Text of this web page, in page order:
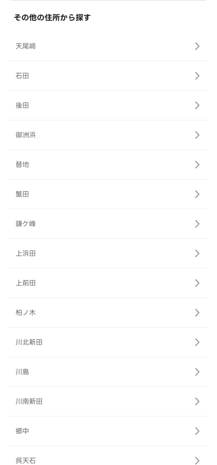
その他の住所から探す
天尾崎
石田
後田
御洲浜
替地
蟹田
鎌ケ峰
上浜田
上前田
柏ノ木
川北新田
川島
川南新田
郷中
呉天石